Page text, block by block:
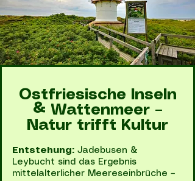
Ostfriesische Inseln
& Wattenmeer –
Natur trifft Kultur
Entstehung: Jadebusen &
Leybucht sind das Ergebnis
mittelalterlicher Meereseinbrüche –